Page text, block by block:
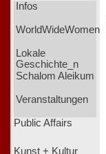
Infos
WorldWideWomen
Lokale
Geschichte_n
Schalom Aleikum
Veranstaltungen
Public Affairs
Kunst + Kultur